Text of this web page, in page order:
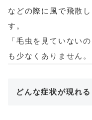
などの際に風で飛散
す。
「毛虫を見ていない
も少なくありません。
どんな症状が現れる